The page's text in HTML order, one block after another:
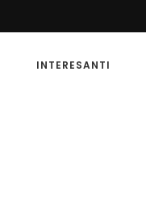
INTERESANTI